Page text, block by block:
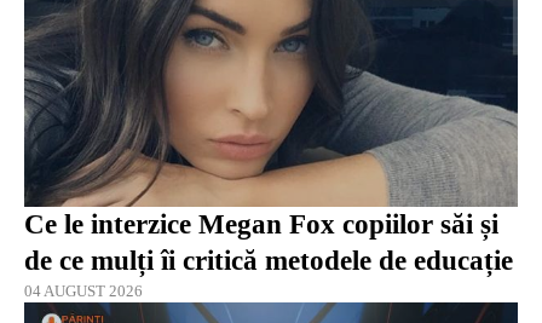
Ce le interzice Megan Fox copiilor săi și
de ce mulți îi critică metodele de educație
04 AUGUST 2026